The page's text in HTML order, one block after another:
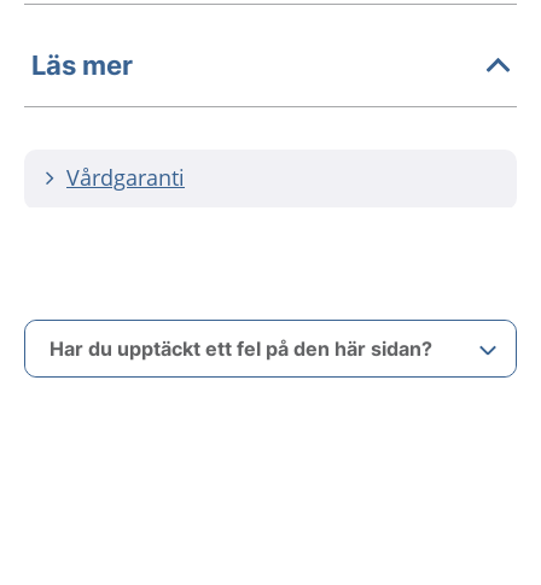
Läs mer
Vårdgaranti
Har du upptäckt ett fel på den här sidan?